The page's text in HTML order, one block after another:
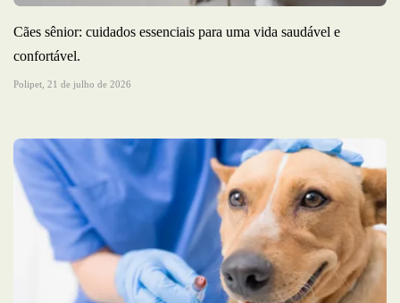
Cães sênior: cuidados essenciais para uma vida saudável e
confortável.
Polipet, 21 de julho de 2026